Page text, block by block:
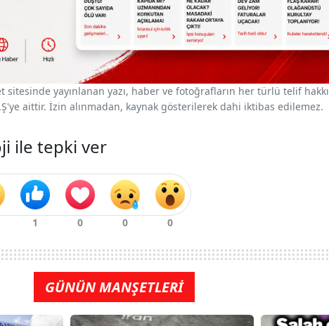
yayınlanan yazı, haber ve fotoğrafların her türlü telif hakkı
aittir. İzin alınmadan, kaynak gösterilerek dahi iktibas edilemez.
ile tepki ver
GÜNÜN MANŞETLERİ